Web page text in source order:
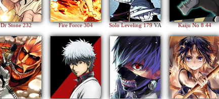
Dr Stone 232 Fire Force 304 Solo Leveling 179VA Kaiju No 8 44